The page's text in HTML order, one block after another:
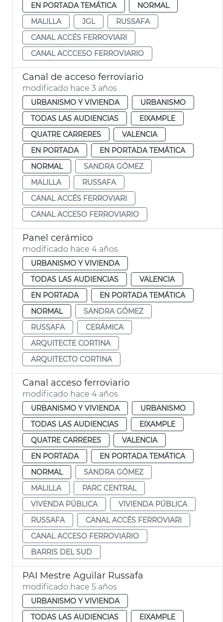
EN PORTADA TEMÁTICA
NORMAL
MALILLA
JGL
RUSSAFA
CANAL ACCÉS FERROVIARI
CANAL ACCCESO FERROVIARIO
Canal de acceso ferroviario
modificado hace 3 años
URBANISMO Y VIVIENDA
URBANISMO
TODAS LAS AUDIENCIAS
EIXAMPLE
QUATRE CARRERES
VALENCIA
EN PORTADA
EN PORTADA TEMÁTICA
NORMAL
SANDRA GÓMEZ
MALILLA
RUSSAFA
CANAL ACCÉS FERROVIARI
CANAL ACCESO FERROVIARIO
Panel cerámico
modificado hace 4 años
URBANISMO Y VIVIENDA
TODAS LAS AUDIENCIAS
VALENCIA
EN PORTADA
EN PORTADA TEMÁTICA
NORMAL
SANDRA GÓMEZ
RUSSAFA
CERÁMICA
ARQUITECTE CORTINA
ARQUITECTO CORTINA
Canal acceso ferroviario
modificado hace 4 años
URBANISMO Y VIVIENDA
URBANISMO
TODAS LAS AUDIENCIAS
EIXAMPLE
QUATRE CARRERES
VALENCIA
EN PORTADA
EN PORTADA TEMÁTICA
NORMAL
SANDRA GÓMEZ
MALILLA
PARC CENTRAL
VIVENDA PÚBLICA
VIVIENDA PÚBLICA
RUSSAFA
CANAL ACCÉS FERROVIARI
CANAL ACCESO FERROVIARIO
BARRIS DEL SUD
PAI Mestre Aguilar Russafa
modificado hace 5 años
URBANISMO Y VIVIENDA
TODAS LAS AUDIENCIAS
EIXAMPLE